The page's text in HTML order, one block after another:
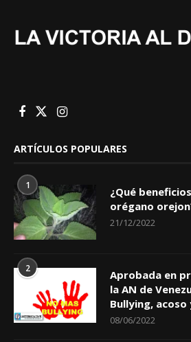
ARTÍCULOS POPULARES
1
¿Qué
orégano
21/12/2022
2
Aprobada en
la AN de
Bullying,
08/06/2022